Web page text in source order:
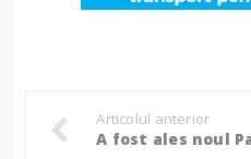
Articolul anterior